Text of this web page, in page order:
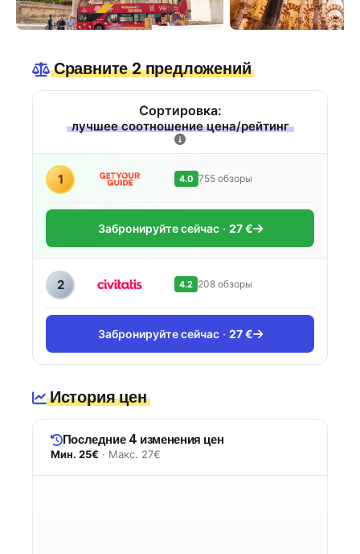
Сравните 2 предложений
Сортировка:
лучшее соотношение цена/рейтинг
1 4.0 755 обзоры
Забронируйте сейчас 27 €
2 4.2 208 обзоры
Забронируйте сейчас 27 €
История цен
Последние 4 изменения цен
Мин. 25€ · Макс. 27€